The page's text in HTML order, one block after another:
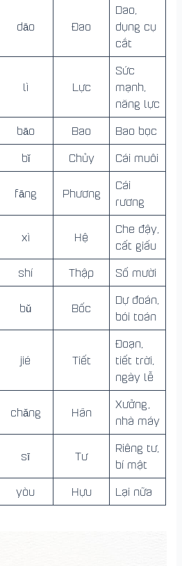
dāo Đao
Dao,
dụng cụ
cắt
lì Lực
Sức
mạnh,
năng lực
bāo Bao
Bao bọc
bǐ Chủy Cái muôi
fāng Phương
Cái
rương
xì Hệ
Che đậy,
cất giấu
shí Thập Số mười
bǔ Bốc
Dự đoán,
bói toán
jié Tiết
Đoạn,
tiết trời,
ngày lễ
chǎng Hãn
Xưởng,
nhà máy
sī Tư
Riêng tư,
bí mật
yòu Hựu Lại nữa